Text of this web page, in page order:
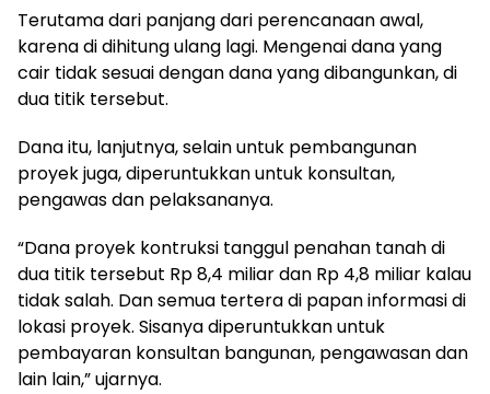
Terutama dari panjang dari perencanaan awal,
karena di dihitung ulang lagi. Mengenai dana yang
cair tidak sesuai dengan dana yang dibangunkan, di
dua titik tersebut.
Dana itu, lanjutnya, selain untuk pembangunan
proyek juga, diperuntukkan untuk konsultan,
pengawas dan pelaksananya.
“Dana proyek kontruksi tanggul penahan tanah di
dua titik tersebut Rp 8,4 miliar dan Rp 4,8 miliar kalau
tidak salah. Dan semua tertera di papan informasi di
lokasi proyek. Sisanya diperuntukkan untuk
pembayaran konsultan bangunan, pengawasan dan
lain lain,” ujarnya.